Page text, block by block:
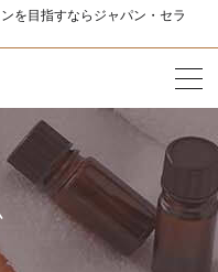
を目指すならジャパン・セラ